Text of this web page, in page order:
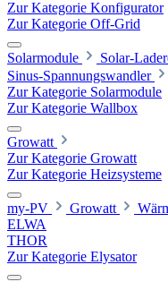
Zur Kategorie Konfigurator
Zur Kategorie Off-Grid
Solarmodule Solar-
Sinus-Spannungswandler
Zur Kategorie Solarmodule
Zur Kategorie Wallbox
Growatt
Zur Kategorie Growatt
Zur Kategorie Heizsysteme
my-PV Growatt
ELWA
THOR
Zur Kategorie Elysator